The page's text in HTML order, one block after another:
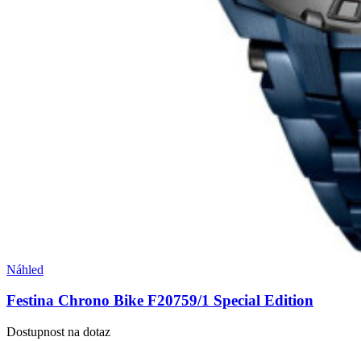
Náhled
Festina Chrono Bike F20759/1 Special Edition
Dostupnost na dotaz